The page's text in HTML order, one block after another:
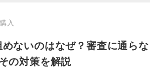
入
ないのはなぜ？審査に通らな
の対策を解説